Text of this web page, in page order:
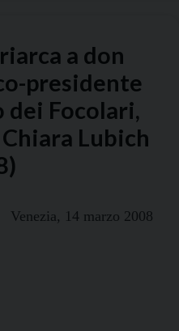
a don
presidente
Focolari,
Lubich
Venezia, 14 marzo 2008